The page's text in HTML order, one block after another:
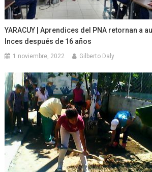
YARACUY | Aprendices del PNA retornan a
Inces después de 16 años
1 noviembre, 2022 Gilberto Daly